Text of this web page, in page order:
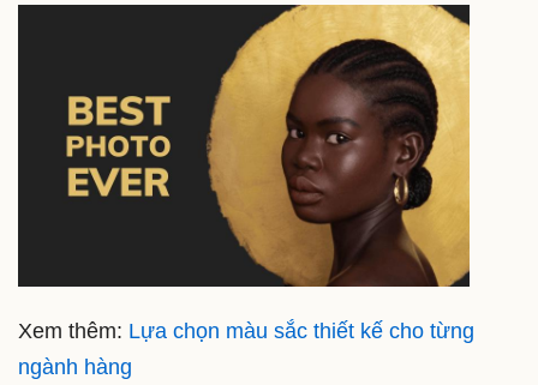
Xem thêm: Lựa chọn màu sắc thiết kế cho từng
ngành hàng